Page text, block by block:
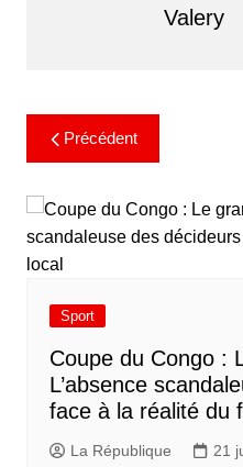
Valery
Précédent
Sport
​Coupe du Congo :
L’absence
face à la réalité du
La République 21